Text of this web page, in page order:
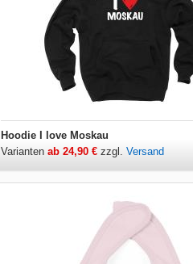
Hoodie I love Moskau
Varianten ab 24,90 € zzgl. Versand